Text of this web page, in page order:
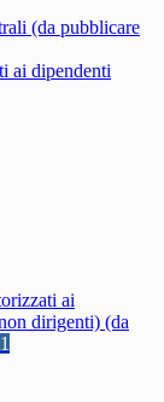
(da pubblicare
ai dipendenti
ai
dirigenti) (da